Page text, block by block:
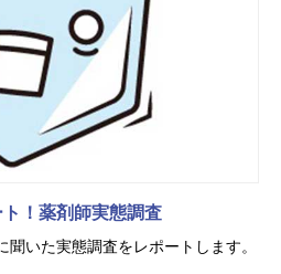
！薬剤師実態調査
いた実態調査をレポートします。